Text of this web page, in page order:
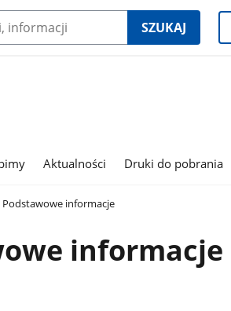
SZUKAJ
Aktualności Druki do pobrania
Podstawowe informacje
informacje